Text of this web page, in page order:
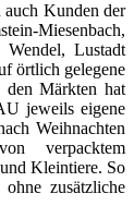
Kunden der
Miesenbach,
Wendel, Lustadt
örtlich gelegene
den Märkten hat
jeweils eigene
Weihnachten
verpacktem
Kleintiere. So
zusätzliche